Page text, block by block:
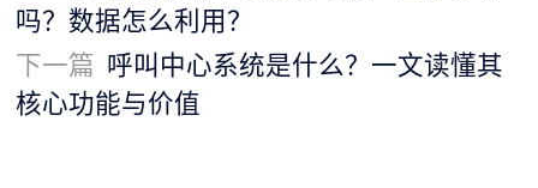
吗？数据怎么利用？
下一篇 呼叫中心系统是什么？一文读懂其
核心功能与价值